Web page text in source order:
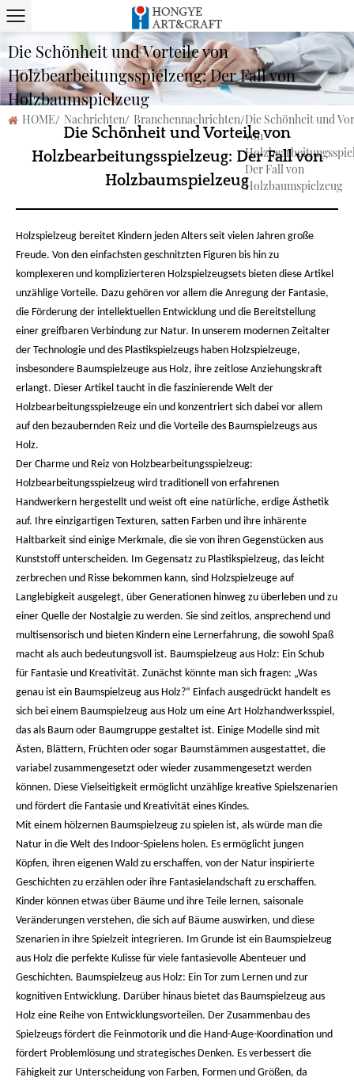
Die Schönheit und Vorteile von
Holzbearbeitungsspielzeug: Der Fall von
Holzbaumspielzeug
HOME/ Nachrichten/ Branchennachrichten/Die Schönheit und
von
Der Fall von
Holzbaumspielzeug
Die Schönheit und Vorteile von
Holzbearbeitungsspielzeug: Der Fall von
Holzbaumspielzeug
Holzspielzeug bereitet Kindern jeden Alters seit vielen Jahren große
Freude. Von den einfachsten geschnitzten Figuren bis hin zu
komplexeren und komplizierteren Holzspielzeugsets bieten diese Artikel
unzählige Vorteile. Dazu gehören vor allem die Anregung der Fantasie,
die Förderung der intellektuellen Entwicklung und die Bereitstellung
einer greifbaren Verbindung zur Natur. In unserem modernen Zeitalter
der Technologie und des Plastikspielzeugs haben Holzspielzeuge,
insbesondere Baumspielzeuge aus Holz, ihre zeitlose Anziehungskraft
erlangt. Dieser Artikel taucht in die faszinierende Welt der
Holzbearbeitungsspielzeuge ein und konzentriert sich dabei vor allem
auf den bezaubernden Reiz und die Vorteile des Baumspielzeugs aus
Holz.
Der Charme und Reiz von Holzbearbeitungsspielzeug:
Holzbearbeitungsspielzeug wird traditionell von erfahrenen
Handwerkern hergestellt und weist oft eine natürliche, erdige Ästhetik
auf. Ihre einzigartigen Texturen, satten Farben und ihre inhärente
Haltbarkeit sind einige Merkmale, die sie von ihren Gegenstücken aus
Kunststoff unterscheiden. Im Gegensatz zu Plastikspielzeug, das leicht
zerbrechen und Risse bekommen kann, sind Holzspielzeuge auf
Langlebigkeit ausgelegt, über Generationen hinweg zu überleben und zu
einer Quelle der Nostalgie zu werden. Sie sind zeitlos, ansprechend und
multisensorisch und bieten Kindern eine Lernerfahrung, die sowohl Spaß
macht als auch bedeutungsvoll ist. Baumspielzeug aus Holz: Ein Schub
für Fantasie und Kreativität. Zunächst könnte man sich fragen: „Was
genau ist ein Baumspielzeug aus Holz?“ Einfach ausgedrückt handelt es
sich bei einem Baumspielzeug aus Holz um eine Art Holzhandwerksspiel,
das als Baum oder Baumgruppe gestaltet ist. Einige Modelle sind mit
Ästen, Blättern, Früchten oder sogar Baumstämmen ausgestattet, die
variabel zusammengesetzt oder wieder zusammengesetzt werden
können. Diese Vielseitigkeit ermöglicht unzählige kreative Spielszenarien
und fördert die Fantasie und Kreativität eines Kindes.
Mit einem hölzernen Baumspielzeug zu spielen ist, als würde man die
Natur in die Welt des Indoor-Spielens holen. Es ermöglicht jungen
Köpfen, ihren eigenen Wald zu erschaffen, von der Natur inspirierte
Geschichten zu erzählen oder ihre Fantasielandschaft zu erschaffen.
Kinder können etwas über Bäume und ihre Teile lernen, saisonale
Veränderungen verstehen, die sich auf Bäume auswirken, und diese
Szenarien in ihre Spielzeit integrieren. Im Grunde ist ein Baumspielzeug
aus Holz die perfekte Kulisse für viele fantasievolle Abenteuer und
Geschichten. Baumspielzeug aus Holz: Ein Tor zum Lernen und zur
kognitiven Entwicklung. Darüber hinaus bietet das Baumspielzeug aus
Holz eine Reihe von Entwicklungsvorteilen. Der Zusammenbau des
Spielzeugs fördert die Feinmotorik und die Hand-Auge-Koordination und
fördert Problemlösung und strategisches Denken. Es verbessert die
Fähigkeit zur Unterscheidung von Farben, Formen und Größen, da